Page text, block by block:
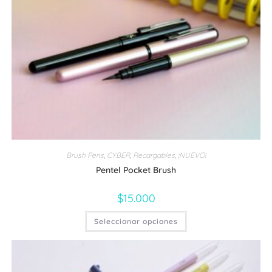
Brush Pens, CYBER, Recargables, ¡NUEVO!
Pentel Pocket Brush
$15.000
Seleccionar opciones
Este
tiene
múltiples
variantes.
Las
opciones